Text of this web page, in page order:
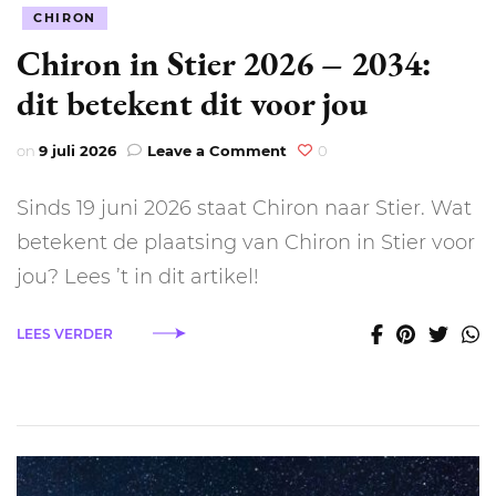
CHIRON
Chiron in Stier 2026 – 2034:
dit betekent dit voor jou
on 9 juli 2026 Leave a Comment on
Stier
2026
0
Sinds 19 juni 2026 staat Chiron naar Stier. Wat
betekent de plaatsing van Chiron in Stier voor
jou? Lees ’t in dit artikel!
LEES VERDER